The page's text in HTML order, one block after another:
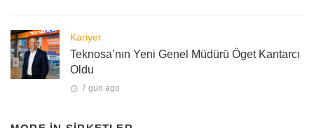
Kariyer
Teknosa’nın Yeni Genel Müdürü Öget Kantarcı
Oldu
7 gün ago